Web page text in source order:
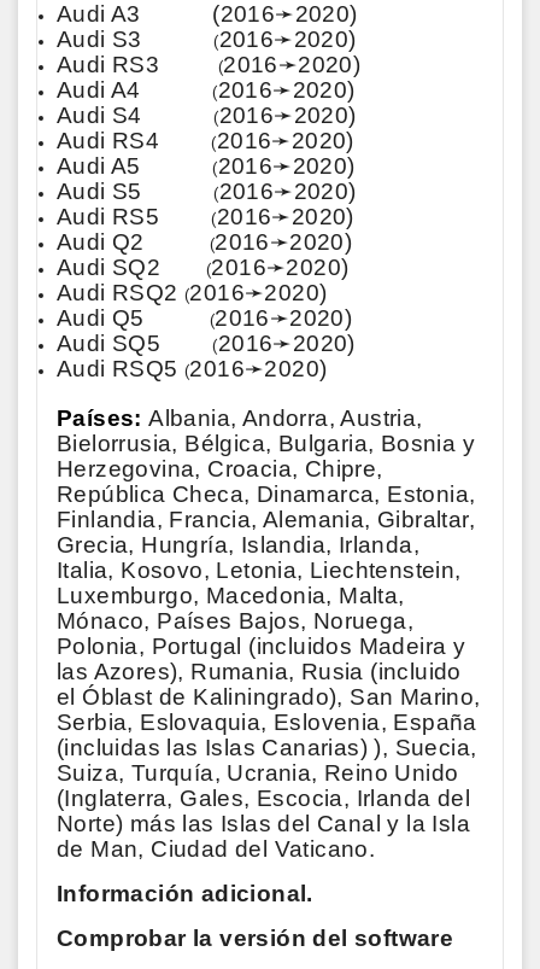
Audi A3
(2016➛2020)
Audi S3
(2016➛2020)
Audi RS3
(2016➛2020)
Audi A4
(2016➛2020)
Audi S4
(2016➛2020)
Audi RS4
(2016➛2020)
Audi A5
(2016➛2020)
Audi S5
(2016➛2020)
Audi RS5
(2016➛2020)
Audi Q2
(2016➛2020)
Audi SQ2
(2016➛2020)
Audi RSQ2 (2016➛2020)
Audi Q5
(2016➛2020)
Audi SQ5
(2016➛2020)
Audi RSQ5 (2016➛2020)
Países:Albania, Andorra, Austria,
Bielorrusia, Bélgica, Bulgaria, Bosnia y
Herzegovina, Croacia, Chipre,
República Checa, Dinamarca, Estonia,
Finlandia, Francia, Alemania, Gibraltar,
Grecia, Hungría, Islandia, Irlanda,
Italia, Kosovo, Letonia, Liechtenstein,
Luxemburgo, Macedonia, Malta,
Mónaco, Países Bajos, Noruega,
Polonia, Portugal (incluidos Madeira y
las Azores), Rumania, Rusia (incluido
el Óblast de Kaliningrado), San Marino,
Serbia, Eslovaquia, Eslovenia, España
(incluidas las Islas Canarias) ), Suecia,
Suiza, Turquía, Ucrania, Reino Unido
(Inglaterra, Gales, Escocia, Irlanda del
Norte) más las Islas del Canal y la Isla
de Man, Ciudad del Vaticano.
Información adicional.
Comprobar la versión del software